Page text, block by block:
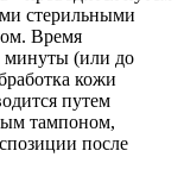
стерильными
Время
минуты (или до
кожи
путем
тампоном,
после